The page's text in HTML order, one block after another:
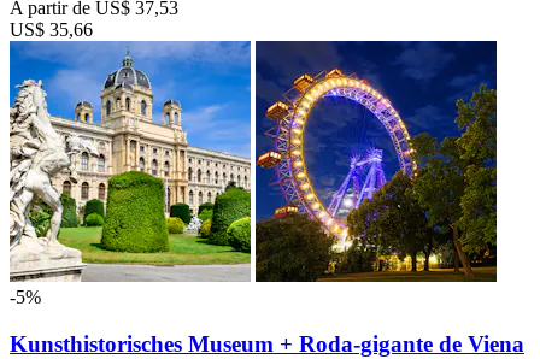
A partir de US$ 37,53
US$ 35,66
-5%
Kunsthistorisches Museum + Roda-gigante de Viena